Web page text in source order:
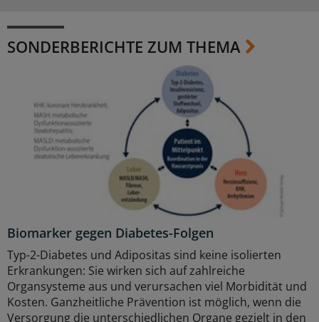
SONDERBERICHTE ZUM THEMA
Biomarker gegen Diabetes-Folgen
Typ-2-Diabetes und Adipositas sind keine isolierten
Erkrankungen: Sie wirken sich auf zahlreiche
Organsysteme aus und verursachen viel Morbidität und
Kosten. Ganzheitliche Prävention ist möglich, wenn die
Versorgung die unterschiedlichen Organe gezielt in den